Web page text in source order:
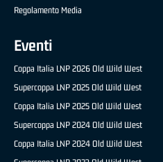
Regolamento Media
Eventi
Coppa Italia LNP 2026 Old Wild West
Supercoppa LNP 2025 Old Wild West
Coppa Italia LNP 2025 Old Wild West
Supercoppa LNP 2024 Old Wild West
Coppa Italia LNP 2024 Old Wild West